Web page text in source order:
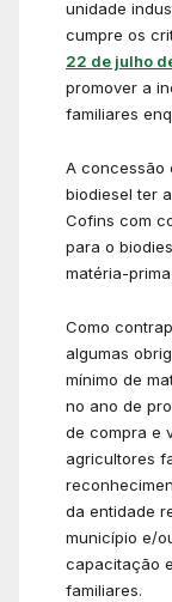
unidade
cumpre os
22 de julho
promover a
familiares
A concessão
biodiesel ter
Cofins com
para o
matéria-
Como
algumas
mínimo de
no ano de
de compra e
agricultores
da entidade
município e/
capacitação
familiares.